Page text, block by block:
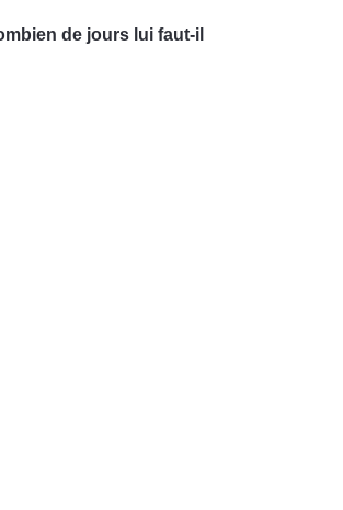
de jours lui faut-il